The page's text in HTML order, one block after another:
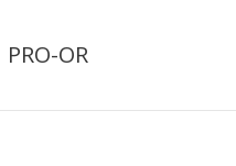
PRO-OR